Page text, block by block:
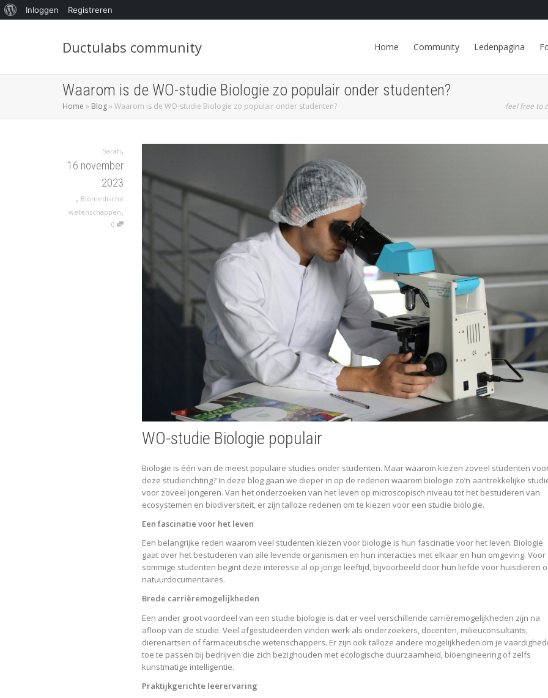
Inloggen Registreren
Ductulabs community Home Community Ledenpagina
Waarom is de WO-studie Biologie zo populair onder studenten?
Home » Blog» Waarom is de WO-studie Biologie zo populair onder studenten? feel free to
Sarah,
16 november
2023
, Biomedische
wetenschappen,
0
WO-studie Biologie populair
Biologie is één van de meest populaire studies onder studenten. Maar waarom kiezen zoveel studenten
deze studierichting? In deze blog gaan we dieper in op de redenen waarom biologie zo’n aantrekkelijke
voor zoveel jongeren. Van het onderzoeken van het leven op microscopisch niveau tot het bestuderen van
ecosystemen en biodiversiteit, er zijn talloze redenen om te kiezen voor een studie biologie.
Een fascinatie voor het leven
Een belangrijke reden waarom veel studenten kiezen voor biologie is hun fascinatie voor het leven. Biologie
gaat over het bestuderen van alle levende organismen en hun interacties met elkaar en hun omgeving. Voor
sommige studenten begint deze interesse al op jonge leeftijd, bijvoorbeeld door hun liefde voor huisdieren
natuurdocumentaires.
Brede carrièremogelijkheden
Een ander groot voordeel van een studie biologie is dat er veel verschillende carrièremogelijkheden zijn na
afloop van de studie. Veel afgestudeerden vinden werk als onderzoekers, docenten, milieuconsultants,
dierenartsen of farmaceutische wetenschappers. Er zijn ook talloze andere mogelijkheden om je
toe te passen bij bedrijven die zich bezighouden met ecologische duurzaamheid, bioengineering of zelfs
kunstmatige intelligentie.
Praktijkgerichte leerervaring